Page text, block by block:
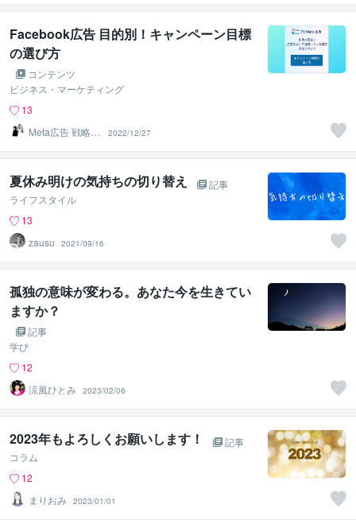
Facebook広告 目的別！キャンペーン目標
の選び方
コンテンツ
ビジネス・マーケティング
13
Meta広告 戦略マ
ーケター しぃ～
ま
2022/12/27
夏休み明けの気持ちの切り替え
記事
ライフスタイル
13
zausu
2021/09/16
孤独の意味が変わる。あなた今を生きてい
ますか？
記事
学び
12
涼風ひとみ 2023/02/06
2023年もよろしくお願いします！
記事
コラム
12
まりおみ 2023/01/01